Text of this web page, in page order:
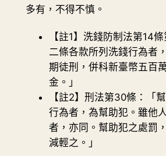
多有，不得不慎。
【註1】洗錢防制法第14
二條各款所列洗錢行為者
期徒刑，併科新臺幣五百
金。」
【註2】刑法第30條：「
行為者，為幫助犯。雖他
者，亦同。幫助犯之處罰
減輕之。」